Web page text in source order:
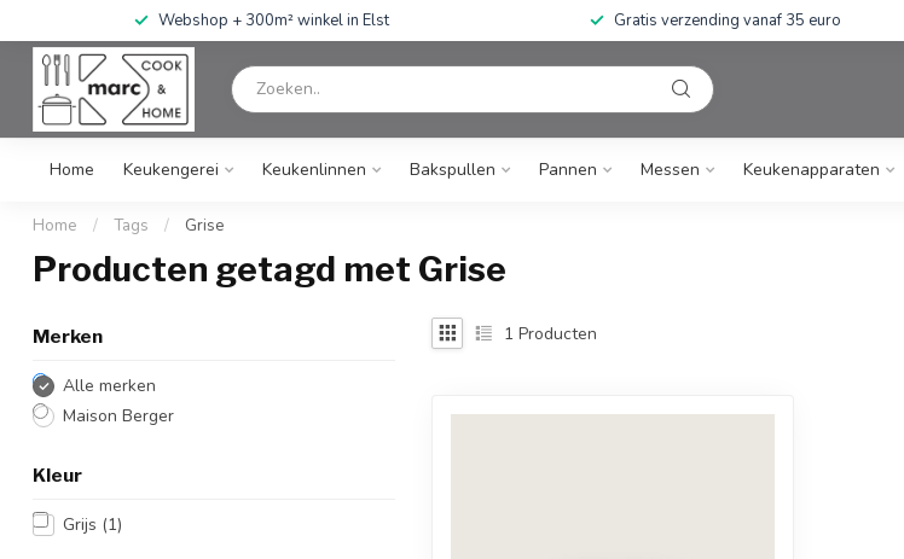
Webshop + 300m² winkel in Elst Gratis verzending vanaf 35 euro
Home Keukengerei Keukenlinnen Bakspullen Pannen Messen Keukenapparaten
Home / Tags / Grise
Producten getagd met Grise
Merken
Alle merken
Maison Berger
Kleur
Grijs (1)
1 Producten